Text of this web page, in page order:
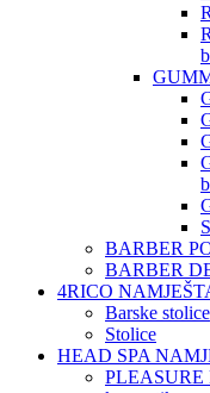
BARBER
BARBER
4RICO
Barske stolice
Stolice
HEAD SPA
PLEASURE